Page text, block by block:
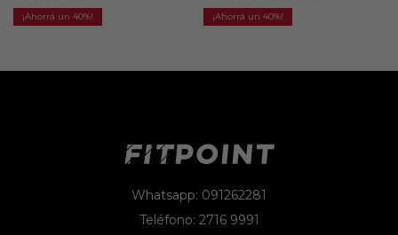
40 40
Whatsapp: 091262281
Teléfono: 2716 9991